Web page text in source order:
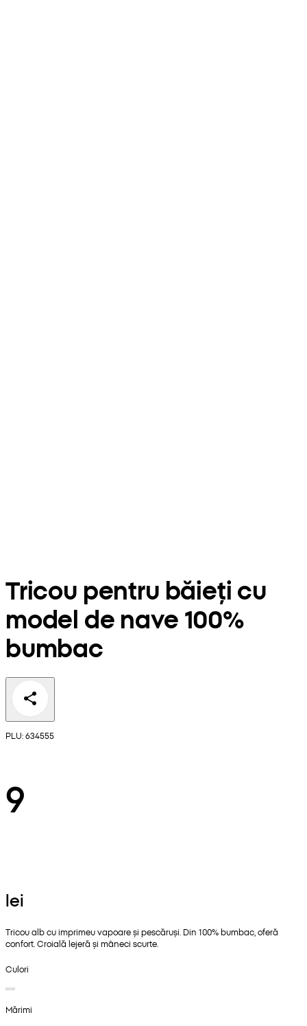
Tricou pentru băieți cu
model de nave 100%
bumbac
PLU: 634555
9
lei
Tricou alb cu imprimeu vapoare și pescăruși. Din 100% bumbac, oferă
confort. Croială lejeră și mâneci scurte.
Culori
Mărimi